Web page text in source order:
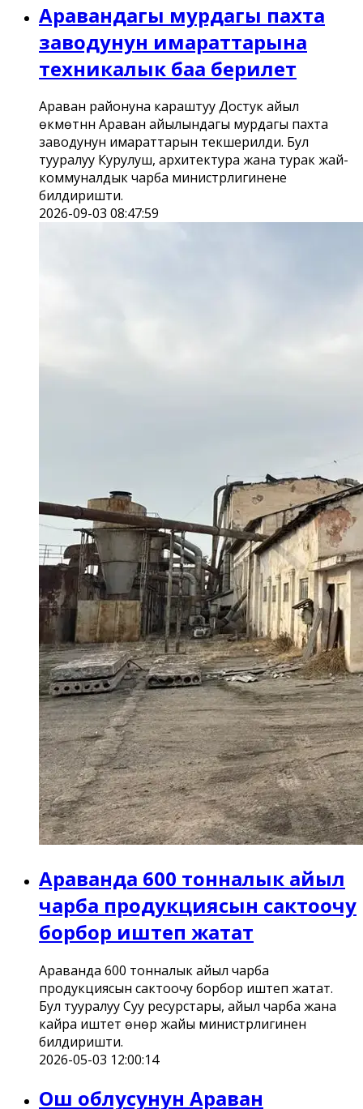
Аравандагы мурдагы пахта
заводунун имараттарына
техникалык баа берилет
Араван районуна караштуу Достук айыл
өкмөтүнүн Араван айылындагы мурдагы пахта
заводунун имараттарын текшерилди. Бул
тууралуу Курулуш, архитектура жана турак жай-
коммуналдык чарба министрлигинене
билдиришти.
2026-09-03 08:47:59
Араванда 600 тонналык айыл
чарба продукциясын сактоочу
борбор иштеп жатат
Араванда 600 тонналык айыл чарба
продукциясын сактоочу борбор иштеп жатат.
Бул тууралуу Суу ресурстары, айыл чарба жана
кайра иштетүү өнөр жайы министрлигинен
билдиришти.
2026-05-03 12:00:14
Ош облусунун Араван